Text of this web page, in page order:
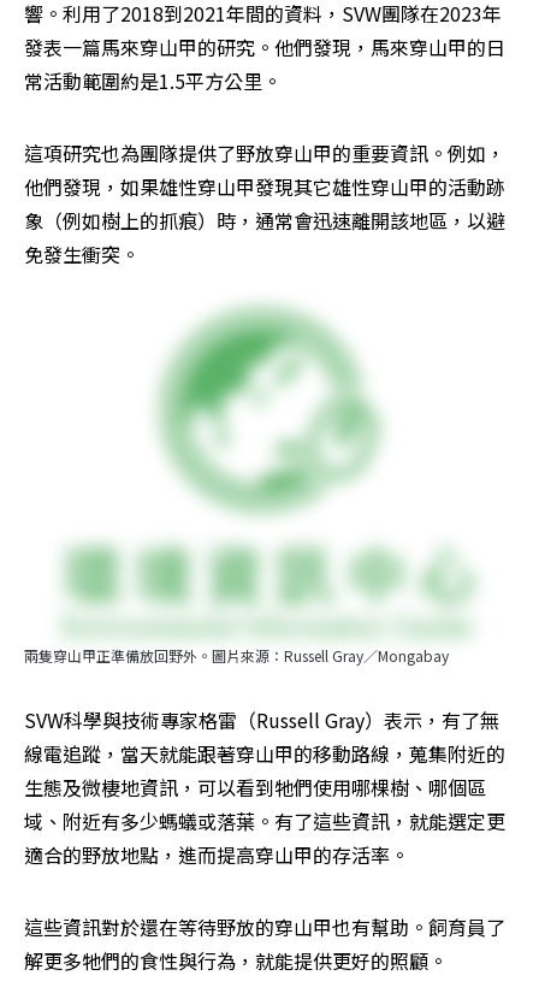
響。利用了2018到2021年間的資料，SVW團隊在2023年
發表一篇馬來穿山甲的研究。他們發現，馬來穿山甲的日
常活動範圍約是1.5平方公里。
這項研究也為團隊提供了野放穿山甲的重要資訊。例如，
他們發現，如果雄性穿山甲發現其它雄性穿山甲的活動跡
象（例如樹上的抓痕）時，通常會迅速離開該地區，以避
免發生衝突。
兩隻穿山甲正準備放回野外。圖片來源：Russell Gray／Mongabay
SVW科學與技術專家格雷（Russell Gray）表示，有了無
線電追蹤，當天就能跟著穿山甲的移動路線，蒐集附近的
生態及微棲地資訊，可以看到牠們使用哪棵樹、哪個區
域、附近有多少螞蟻或落葉。有了這些資訊，就能選定更
適合的野放地點，進而提高穿山甲的存活率。
這些資訊對於還在等待野放的穿山甲也有幫助。飼育員了
解更多牠們的食性與行為，就能提供更好的照顧。